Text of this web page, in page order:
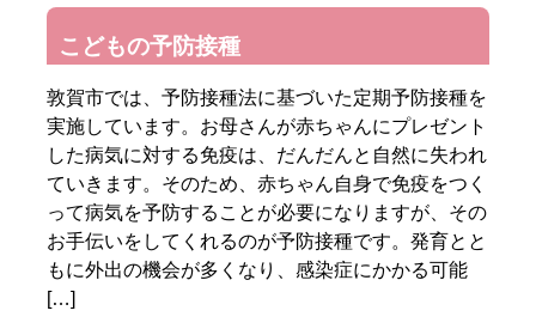
こどもの予防接種
敦賀市では、予防接種法に基づいた定期予防接種を
実施しています。お母さんが赤ちゃんにプレゼント
した病気に対する免疫は、だんだんと自然に失われ
ていきます。そのため、赤ちゃん自身で免疫をつく
って病気を予防することが必要になりますが、その
お手伝いをしてくれるのが予防接種です。発育とと
もに外出の機会が多くなり、感染症にかかる可能
[…]